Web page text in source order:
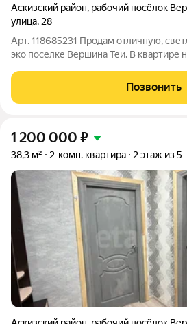
Аскизский район, рабочий посёлок
улица, 28
Арт. 118685231 Продам отличную,
эко поселке Вершина Теи. В квартире
сантехнических коммуникаций,
пластиковые окна. Шикарный бонус для
Позвонить
1 200 000 ₽
38,3 м² 2-комн. квартира 2 этаж из 5